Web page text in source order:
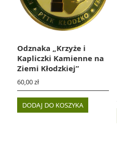
Odznaka „Krzyże i
Kapliczki Kamienne na
Ziemi Kłodzkiej”
60,00zł
DODAJ DO KOSZYKA